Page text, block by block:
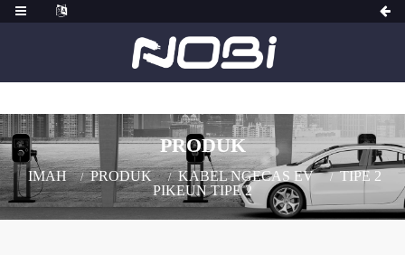
PRODUK
IMAH PRODUK KABEL NGECAS EV
TIPE 2
PIKEUN TIPE 2